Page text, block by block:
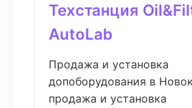
Техстанция
AutoLab
Продажа и установка
допоборудования в
продажа и установка